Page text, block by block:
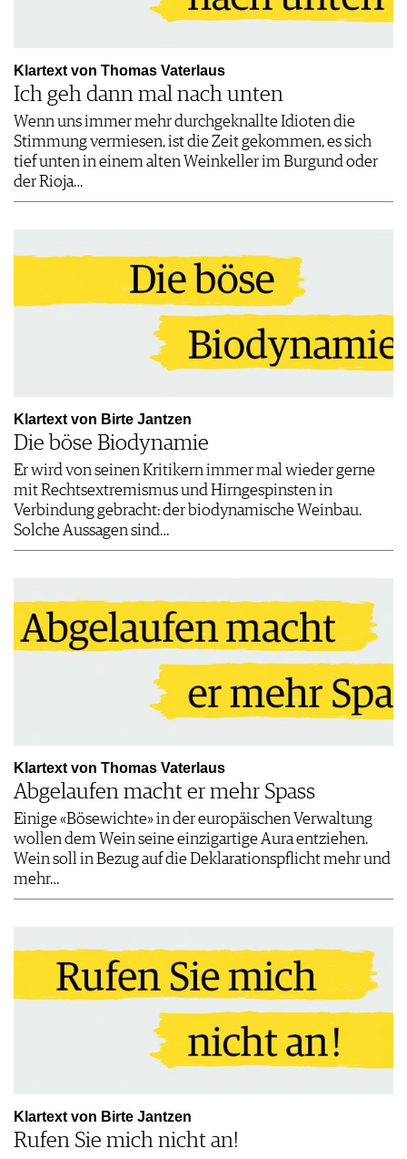
Klartext von Thomas Vaterlaus
Ich geh dann mal nach unten
Wenn uns immer mehr durchgeknallte Idioten die
Stimmung vermiesen, ist die Zeit gekommen, es sich
tief unten in einem alten Weinkeller im Burgund oder
der Rioja…
Klartext von Birte Jantzen
Die böse Biodynamie
Er wird von seinen Kritikern immer mal wieder gerne
mit Rechtsextremismus und Hirngespinsten in
Verbindung gebracht: der biodynamische Weinbau.
Solche Aussagen sind…
Klartext von Thomas Vaterlaus
Abgelaufen macht er mehr Spass
Einige «Bösewichte» in der europäischen Verwaltung
wollen dem Wein seine einzigartige Aura entziehen.
Wein soll in Bezug auf die Deklarationspflicht mehr und
mehr…
Klartext von Birte Jantzen
Rufen Sie mich nicht an!